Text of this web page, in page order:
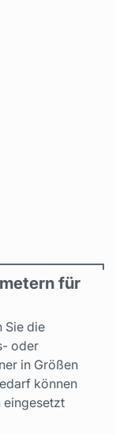
für
Sie die
oder
in Größen
können
eingesetzt